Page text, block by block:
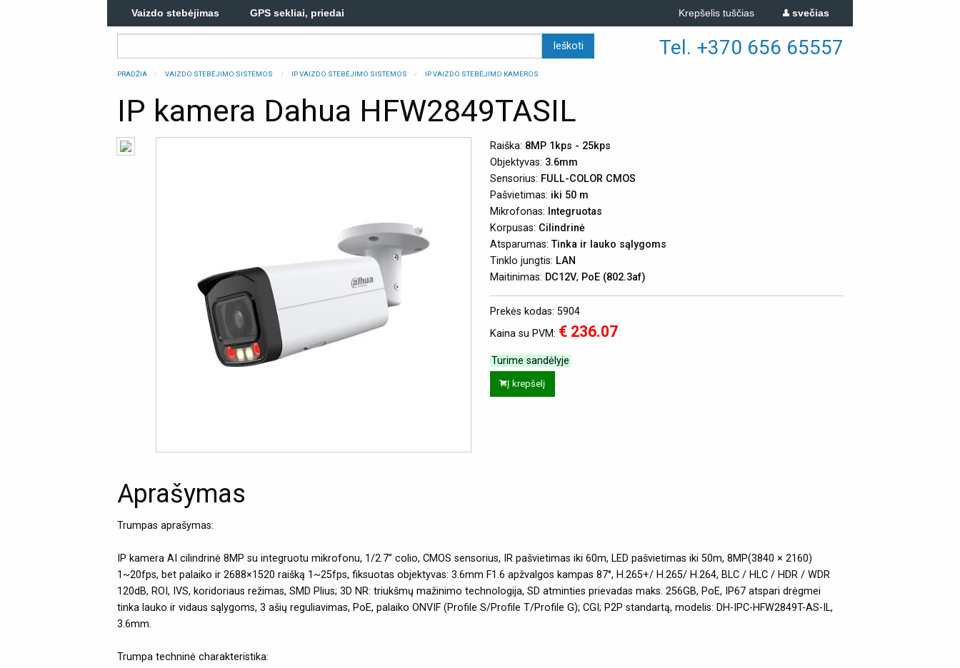
Vaizdo stebėjimas GPS sekliai, priedai svečias
Krepšelis tuščias
Tel. +370 656 65557
PRADŽIA VAIZDO STEBĖJIMO SISTEMOS IP VAIZDO STEBĖJIMO SISTEMOS IP VAIZDO STEBĖJIMO KAMEROS
IP kamera Dahua HFW2849TASIL
Raiška: 8MP 1kps - 25kps
Objektyvas: 3.6mm
Sensorius: FULL-COLOR CMOS
Pašvietimas: iki 50 m
Mikrofonas: Integruotas
Korpusas: Cilindrinė
Atsparumas:Tinka ir lauko sąlygoms
Tinklo jungtis: LAN
Maitinimas: DC12V, PoE (802.3af)
Prekės kodas: 5904
Kaina su PVM: € 236.07
Turime sandėlyje
Į krepšelį
Aprašymas
Trumpas aprašymas:
IP kamera AI cilindrinė 8MP su integruotu mikrofonu, 1/2.7” colio, CMOS sensorius, IR pašvietimas iki 60m, LED pašvietimas iki 50m, 8MP(3840 × 2160)
1~20fps, bet palaiko ir 2688×1520 raišką 1~25fps, fiksuotas objektyvas: 3.6mm F1.6 apžvalgos kampas 87°, H.265+/ H.265/ H.264, BLC / HLC / HDR / WDR
120dB, ROI, IVS, koridoriaus režimas, SMD Plius; 3D NR: triukšmų mažinimo technologija, SD atminties prievadas maks. 256GB, PoE, IP67 atspari drėgmei
tinka lauko ir vidaus sąlygoms, 3 ašių reguliavimas, PoE, palaiko ONVIF (Profile S/Profile T/Profile G); CGI; P2P standartą, modelis: DH-IPC-HFW2849T-AS-IL,
3.6mm.
Trumpa techninė charakteristika: